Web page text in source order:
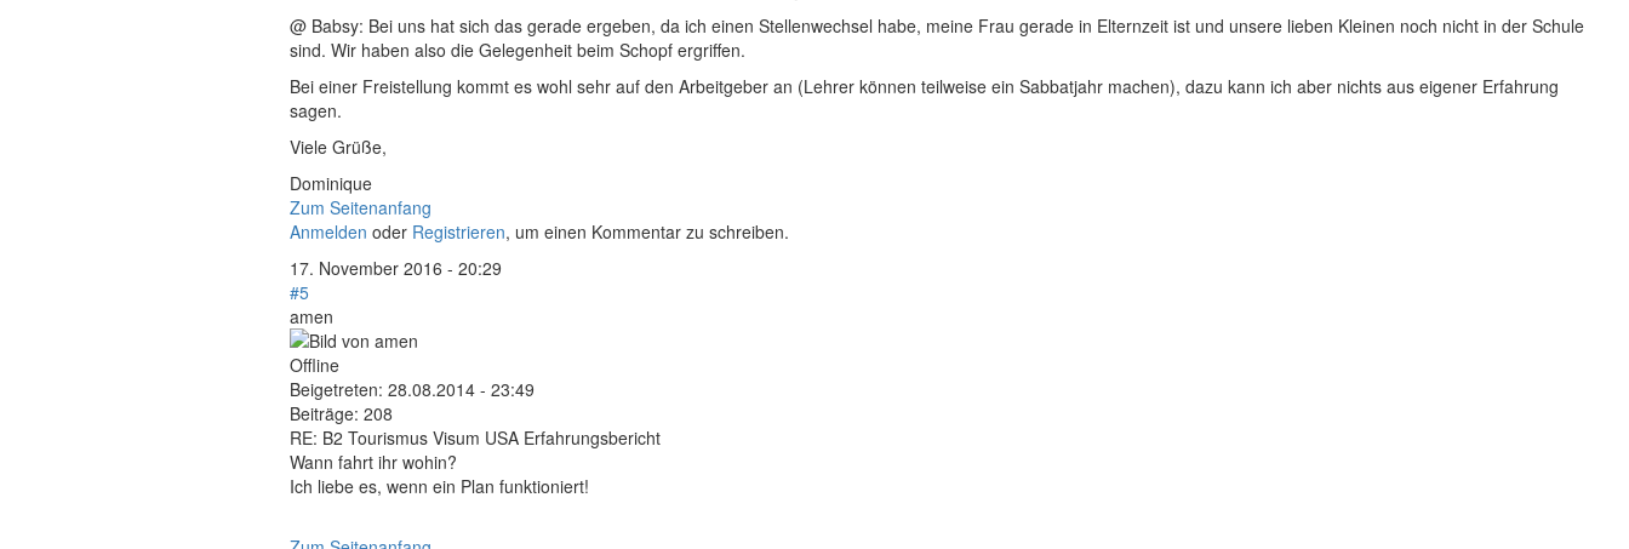
@ Babsy: Bei uns hat sich das gerade ergeben, da ich einen Stellenwechsel habe, meine Frau gerade in Elternzeit ist und unsere lieben Kleinen noch nicht in der Schule
sind. Wir haben also die Gelegenheit beim Schopf ergriffen.
Bei einer Freistellung kommt es wohl sehr auf den Arbeitgeber an (Lehrer können teilweise ein Sabbatjahr machen), dazu kann ich aber nichts aus eigener Erfahrung
sagen.
Viele Grüße,
Dominique
Zum Seitenanfang
Anmelden oder Registrieren, um einen Kommentar zu schreiben.
17. November 2016 - 20:29
#5
amen
Offline
Beigetreten: 28.08.2014 - 23:49
Beiträge: 208
RE: B2 Tourismus Visum USA Erfahrungsbericht
Wann fahrt ihr wohin?
Ich liebe es, wenn ein Plan funktioniert!